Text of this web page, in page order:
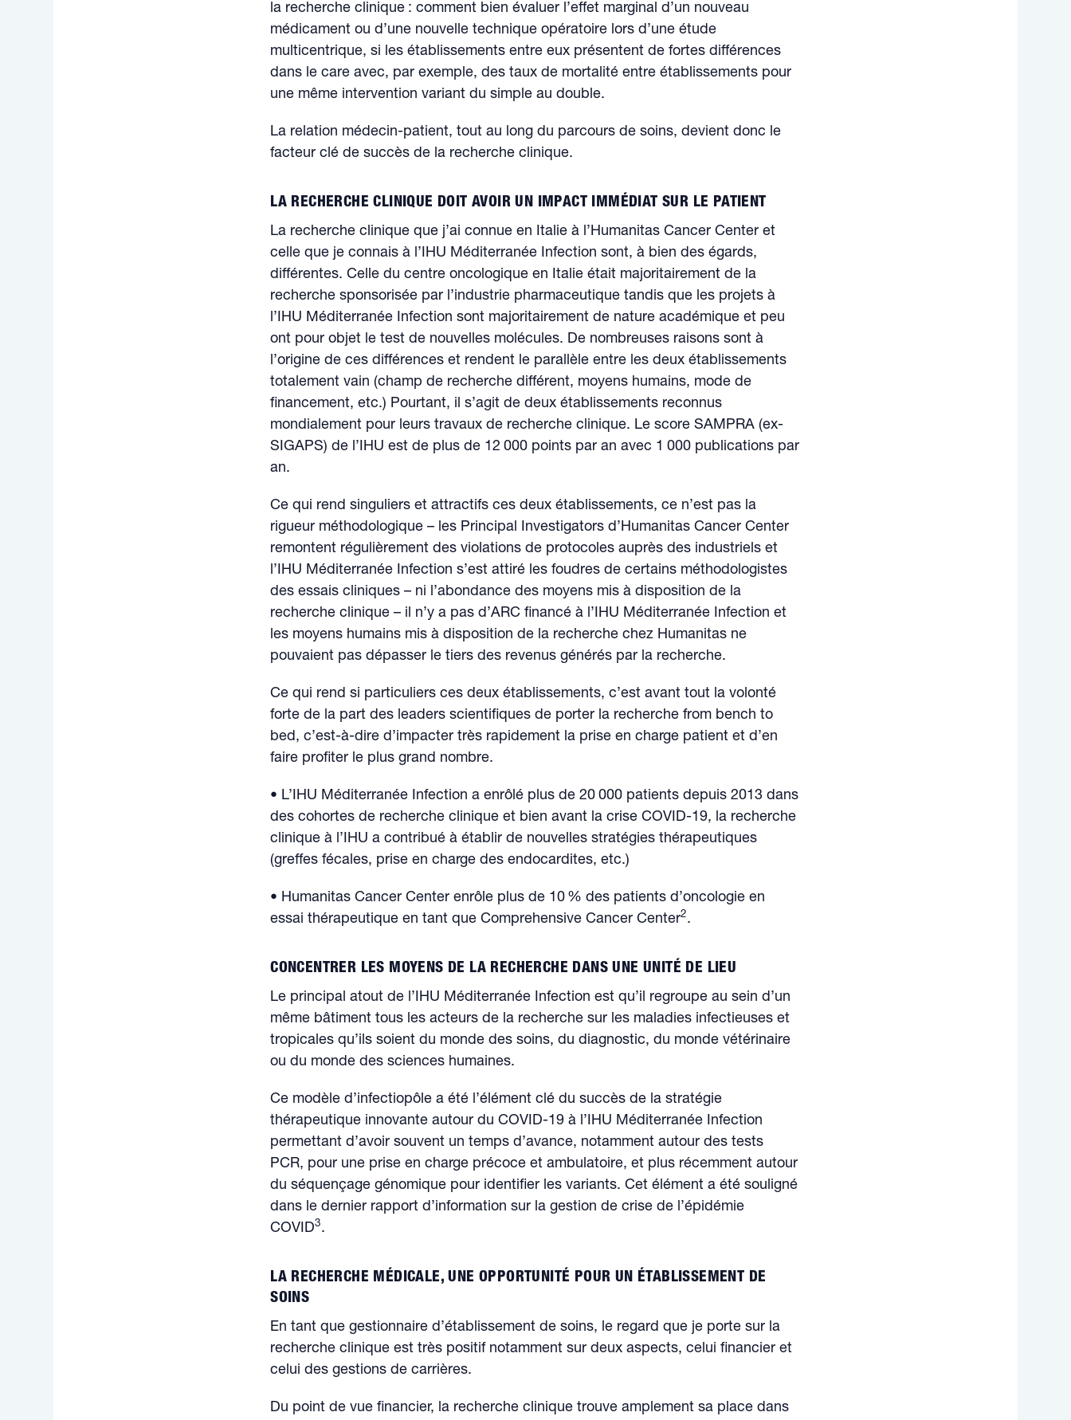
la recherche clinique : comment bien évaluer l’effet marginal d’un nouveau
médicament ou d’une nouvelle technique opératoire lors d’une étude
multicentrique, si les établissements entre eux présentent de fortes différences
dans le care avec, par exemple, des taux de mortalité entre établissements pour
une même intervention variant du simple au double.
La relation médecin-patient, tout au long du parcours de soins, devient donc le
facteur clé de succès de la recherche clinique.
LA RECHERCHE CLINIQUE DOIT AVOIR UN IMPACT IMMÉDIAT SUR LE PATIENT
La recherche clinique que j’ai connue en Italie à l’Humanitas Cancer Center et
celle que je connais à l’IHU Méditerranée Infection sont, à bien des égards,
différentes. Celle du centre oncologique en Italie était majoritairement de la
recherche sponsorisée par l’industrie pharmaceutique tandis que les projets à
l’IHU Méditerranée Infection sont majoritairement de nature académique et peu
ont pour objet le test de nouvelles molécules. De nombreuses raisons sont à
l’origine de ces différences et rendent le parallèle entre les deux établissements
totalement vain (champ de recherche différent, moyens humains, mode de
financement, etc.) Pourtant, il s’agit de deux établissements reconnus
mondialement pour leurs travaux de recherche clinique. Le score SAMPRA (ex-
SIGAPS) de l’IHU est de plus de 12 000 points par an avec 1 000 publications par
an.
Ce qui rend singuliers et attractifs ces deux établissements, ce n’est pas la
rigueur méthodologique – les Principal Investigators d’Humanitas Cancer Center
remontent régulièrement des violations de protocoles auprès des industriels et
l’IHU Méditerranée Infection s’est attiré les foudres de certains méthodologistes
des essais cliniques – ni l’abondance des moyens mis à disposition de la
recherche clinique – il n’y a pas d’ARC financé à l’IHU Méditerranée Infection et
les moyens humains mis à disposition de la recherche chez Humanitas ne
pouvaient pas dépasser le tiers des revenus générés par la recherche.
Ce qui rend si particuliers ces deux établissements, c’est avant tout la volonté
forte de la part des leaders scientifiques de porter la recherche from bench to
bed, c’est-à-dire d’impacter très rapidement la prise en charge patient et d’en
faire profiter le plus grand nombre.
• L’IHU Méditerranée Infection a enrôlé plus de 20 000 patients depuis 2013 dans
des cohortes de recherche clinique et bien avant la crise COVID-19, la recherche
clinique à l’IHU a contribué à établir de nouvelles stratégies thérapeutiques
(greffes fécales, prise en charge des endocardites, etc.)
• Humanitas Cancer Center enrôle plus de 10 % des patients d’oncologie en
essai thérapeutique en tant que Comprehensive Cancer Center2.
CONCENTRER LES MOYENS DE LA RECHERCHE DANS UNE UNITÉ DE LIEU
Le principal atout de l’IHU Méditerranée Infection est qu’il regroupe au sein d’un
même bâtiment tous les acteurs de la recherche sur les maladies infectieuses et
tropicales qu’ils soient du monde des soins, du diagnostic, du monde vétérinaire
ou du monde des sciences humaines.
Ce modèle d’infectiopôle a été l’élément clé du succès de la stratégie
thérapeutique innovante autour du COVID-19 à l’IHU Méditerranée Infection
permettant d’avoir souvent un temps d’avance, notamment autour des tests
PCR, pour une prise en charge précoce et ambulatoire, et plus récemment autour
du séquençage génomique pour identifier les variants. Cet élément a été souligné
dans le dernier rapport d’information sur la gestion de crise de l’épidémie
COVID3.
LA RECHERCHE MÉDICALE, UNE OPPORTUNITÉ POUR UN ÉTABLISSEMENT DE
SOINS
En tant que gestionnaire d’établissement de soins, le regard que je porte sur la
recherche clinique est très positif notamment sur deux aspects, celui financier et
celui des gestions de carrières.
Du point de vue financier, la recherche clinique trouve amplement sa place dans